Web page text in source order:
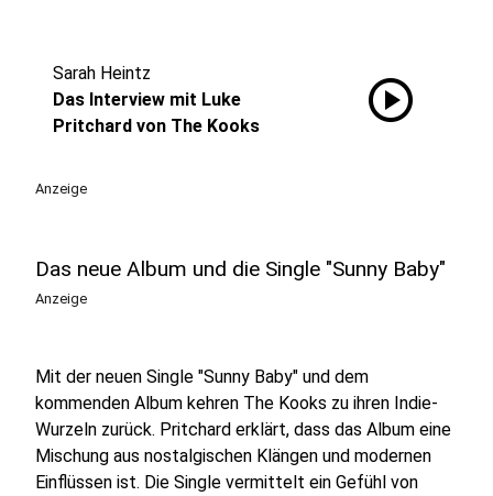
Sarah Heintz
Das Interview mit Luke
Pritchard von The Kooks
play_circle
Anzeige
Das neue Album und die Single "Sunny Baby"
Anzeige
Mit der neuen Single "Sunny Baby" und dem
kommenden Album kehren The Kooks zu ihren Indie-
Wurzeln zurück. Pritchard erklärt, dass das Album eine
Mischung aus nostalgischen Klängen und modernen
Einflüssen ist. Die Single vermittelt ein Gefühl von